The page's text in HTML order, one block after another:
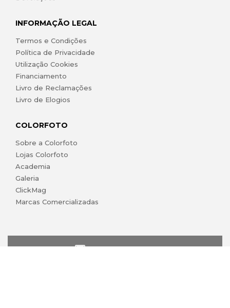
INFORMAÇÃO LEGAL
Termos e Condições
Política de Privacidade
Utilização Cookies
Financiamento
Livro de Reclamações
Livro de Elogios
COLORFOTO
Sobre a Colorfoto
Lojas Colorfoto
Academia
Galeria
ClickMag
Marcas Comercializadas
lojaonline@colorfoto.pt